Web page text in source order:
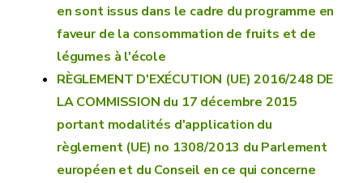
en sont issus dans le cadre du programme en
faveur de la consommation de fruits et de
légumes à l'école
RÈGLEMENT D'EXÉCUTION (UE) 2016/248 DE
LA COMMISSION du 17 décembre 2015
portant modalités d'application du
règlement (UE) no 1308/2013 du Parlement
européen et du Conseil en ce qui concerne